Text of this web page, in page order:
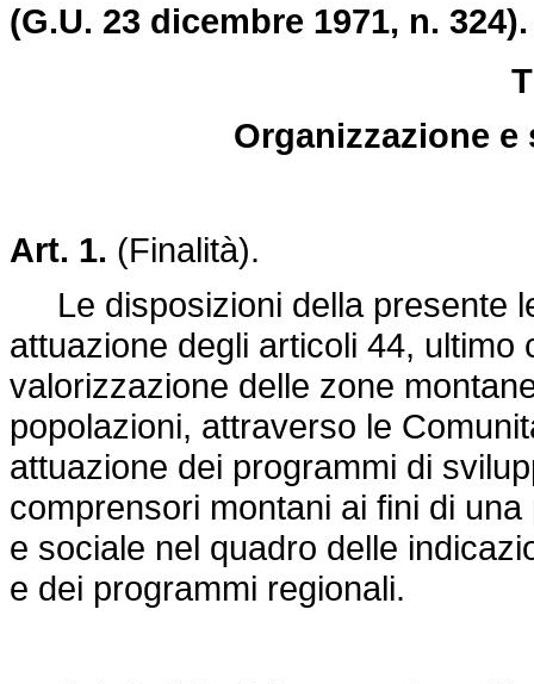
(G.U. 23 dicembre 1971, n. 324).
Organizzazione
Art. 1. (Finalità).
Le disposizioni della presente
attuazione degli articoli 44,
valorizzazione delle zone
popolazioni, attraverso le
attuazione dei programmi di
comprensori montani ai fini di
e sociale nel quadro delle
e dei programmi regionali.